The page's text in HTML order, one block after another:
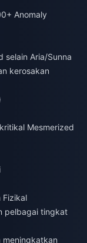
Anomaly
selain Aria/Sunna
kerosakan
Mesmerized
Fizikal
pelbagai tingkat
meningkatkan